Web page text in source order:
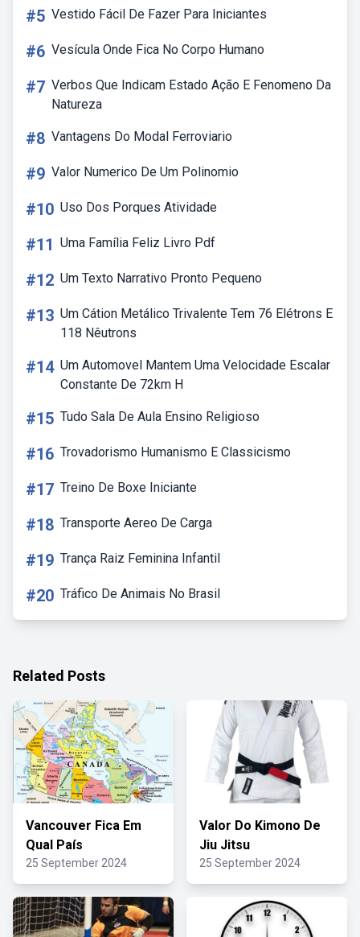
#5 Vestido Fácil De Fazer Para Iniciantes
#6 Vesícula Onde Fica No Corpo Humano
#7 Verbos Que Indicam Estado Ação E Fenomeno Da
Natureza
#8 Vantagens Do Modal Ferroviario
#9 Valor Numerico De Um Polinomio
#10 Uso Dos Porques Atividade
#11 Uma Família Feliz Livro Pdf
#12 Um Texto Narrativo Pronto Pequeno
#13 Um Cátion Metálico Trivalente Tem 76 Elétrons E
118 Nêutrons
#14 Um Automovel Mantem Uma Velocidade Escalar
Constante De 72km H
#15 Tudo Sala De Aula Ensino Religioso
#16 Trovadorismo Humanismo E Classicismo
#17 Treino De Boxe Iniciante
#18 Transporte Aereo De Carga
#19 Trança Raiz Feminina Infantil
#20 Tráfico De Animais No Brasil
Related Posts
Vancouver Fica Em
Qual País
25 September 2024
Valor Do Kimono De
Jiu Jitsu
25 September 2024